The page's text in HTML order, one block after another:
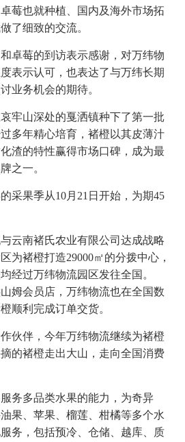
莓也就种植、国内及海外市场拓
了细致的交流。
卓莓的到访表示感谢，对万纬物
表示认可，也表达了与万纬长期
业务机会的期待。
牢山深处的戛洒镇种下了第一批
多年精心培育，褚橙以其皮薄汁
渣的特性赢得市场口碑，成为最
之一。
采果季从10月21日开始，为期45
云南褚氏农业有限公司达成战略
为褚橙打造29000㎡的分拨中心，
经过万纬物流园区发往全国。
姆会员店，万纬物流也在全国数
顺利完成订单交货。
伙伴，今年万纬物流继续为褚橙
的褚橙走出大山，走向全国消费
务多品类水果的能力，为奇异
果、苹果、榴莲、柑橘等多个水
务，包括预冷、仓储、越库、质